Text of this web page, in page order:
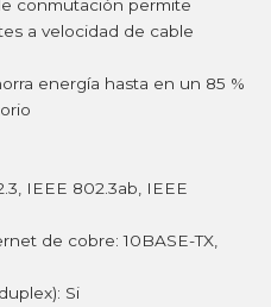
conmutación permite
a velocidad de cable
energía hasta en un 85 %
IEEE 802.3ab, IEEE
de cobre: 10BASE-TX,
Si